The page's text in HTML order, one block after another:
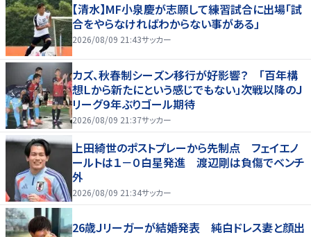
【清水】MF小泉慶が志願して練習試合に出場「試
合をやらなければわからない事がある」
2026/08/09 21:43サッカー
カズ、秋春制シーズン移行が好影響？ 「百年構
想Ｌから新たにという感じでもない」次戦以降のＪ
リーグ９年ぶりゴール期待
2026/08/09 21:37サッカー
上田綺世のポストプレーから先制点 フェイエノ
ールトは１－０白星発進 渡辺剛は負傷でベンチ
外
2026/08/09 21:34サッカー
26歳Ｊリーガーが結婚発表 純白ドレス妻と顔出